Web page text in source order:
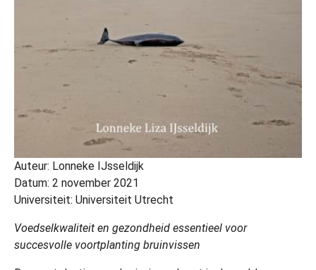
Auteur: Lonneke IJsseldijk
Datum: 2 november 2021
Universiteit: Universiteit Utrecht
Voedselkwaliteit en gezondheid essentieel voor
succesvolle voortplanting bruinvissen